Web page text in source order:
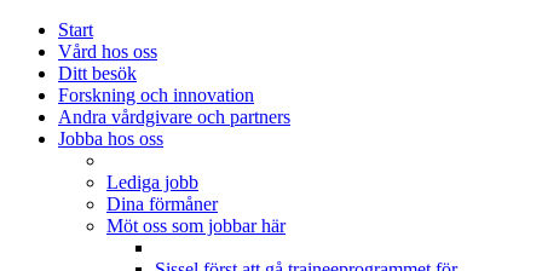
Start
Vård hos oss
Ditt besök
Forskning och innovation
Andra vårdgivare och partners
Jobba hos oss
Lediga jobb
Dina förmåner
Möt oss som jobbar här